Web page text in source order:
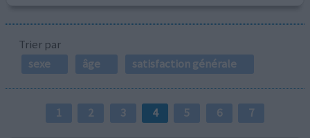
Trier par
sexe
âge satisfaction générale
1 2 3 4 5 6 7